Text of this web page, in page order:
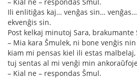
Ili enlitiĝas kaj… venĝas sin…
ekvenĝis sin.
Post kelkaj minutoj Sara, brakumante
– Mia kara Ŝmulek, ni bone venĝis
kiam mi pensas kiel ili estas
tuj sentas al mi venĝi min
– Kial ne – respondas Ŝmul.